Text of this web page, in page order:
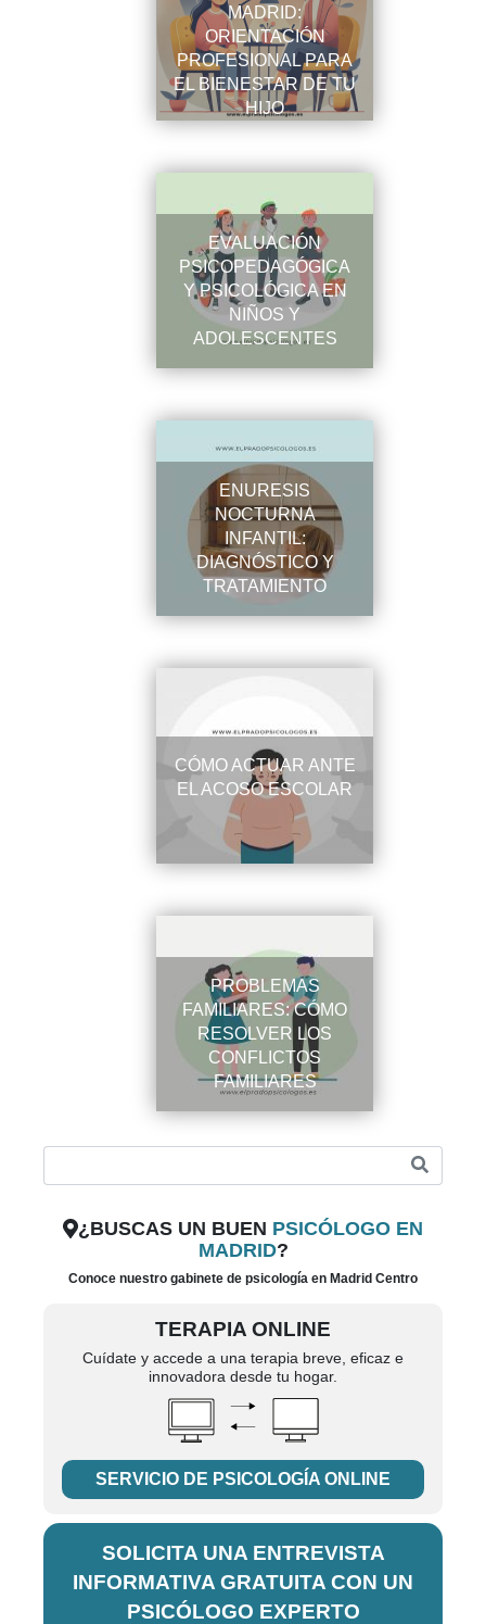
MADRID:
ORIENTACIÓN
PROFESIONAL PARA
EL BIENESTAR DE TU
HIJO
EVALUACIÓN
PSICOPEDAGÓGICA
Y PSICOLÓGICA EN
NIÑOS Y
ADOLESCENTES
ENURESIS
NOCTURNA
INFANTIL:
DIAGNÓSTICO Y
TRATAMIENTO
CÓMO ACTUAR ANTE
EL ACOSO ESCOLAR
PROBLEMAS
FAMILIARES: CÓMO
RESOLVER LOS
CONFLICTOS
FAMILIARES
¿BUSCAS UN BUEN PSICÓLOGO EN
MADRID?
Conoce nuestro gabinete de psicología en Madrid Centro
TERAPIA ONLINE
Cuídate y accede a una terapia breve, eficaz e
innovadora desde tu hogar.
SERVICIO DE PSICOLOGÍA ONLINE
SOLICITA UNA ENTREVISTA
INFORMATIVA GRATUITA CON UN
PSICÓLOGO EXPERTO